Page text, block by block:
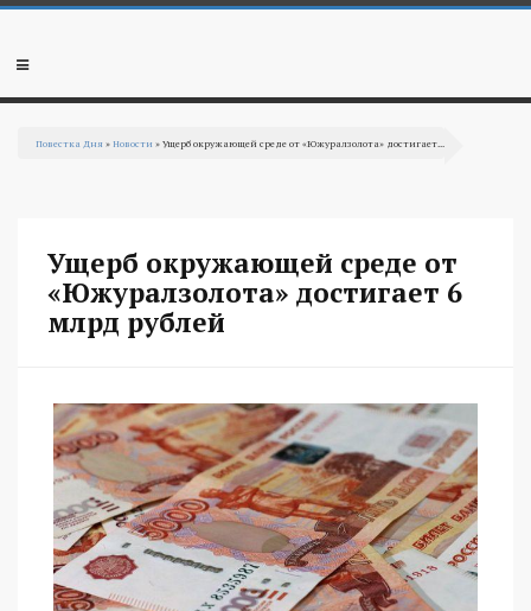
Перейти к основному содержанию
Мобильное
Повестка Дня »Новости » Ущерб окружающей среде от «Южуралзолота» достигает...
Ущерб окружающей среде от
«Южуралзолота» достигает 6
млрд рублей